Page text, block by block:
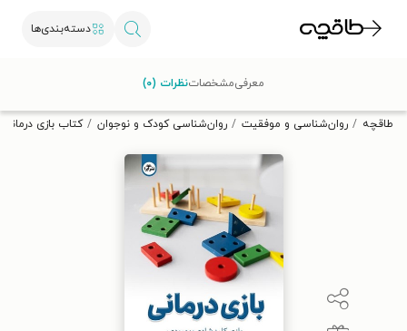
دسته‌بندی‌ها
تخفیف از طاقچه دریافت کن.
طاقچه روان‌شناسی و موفقیت روان‌شناسی کودک و نوجوان کتاب بازی درمانی
معرفیمشخصاتنظرات (۰)